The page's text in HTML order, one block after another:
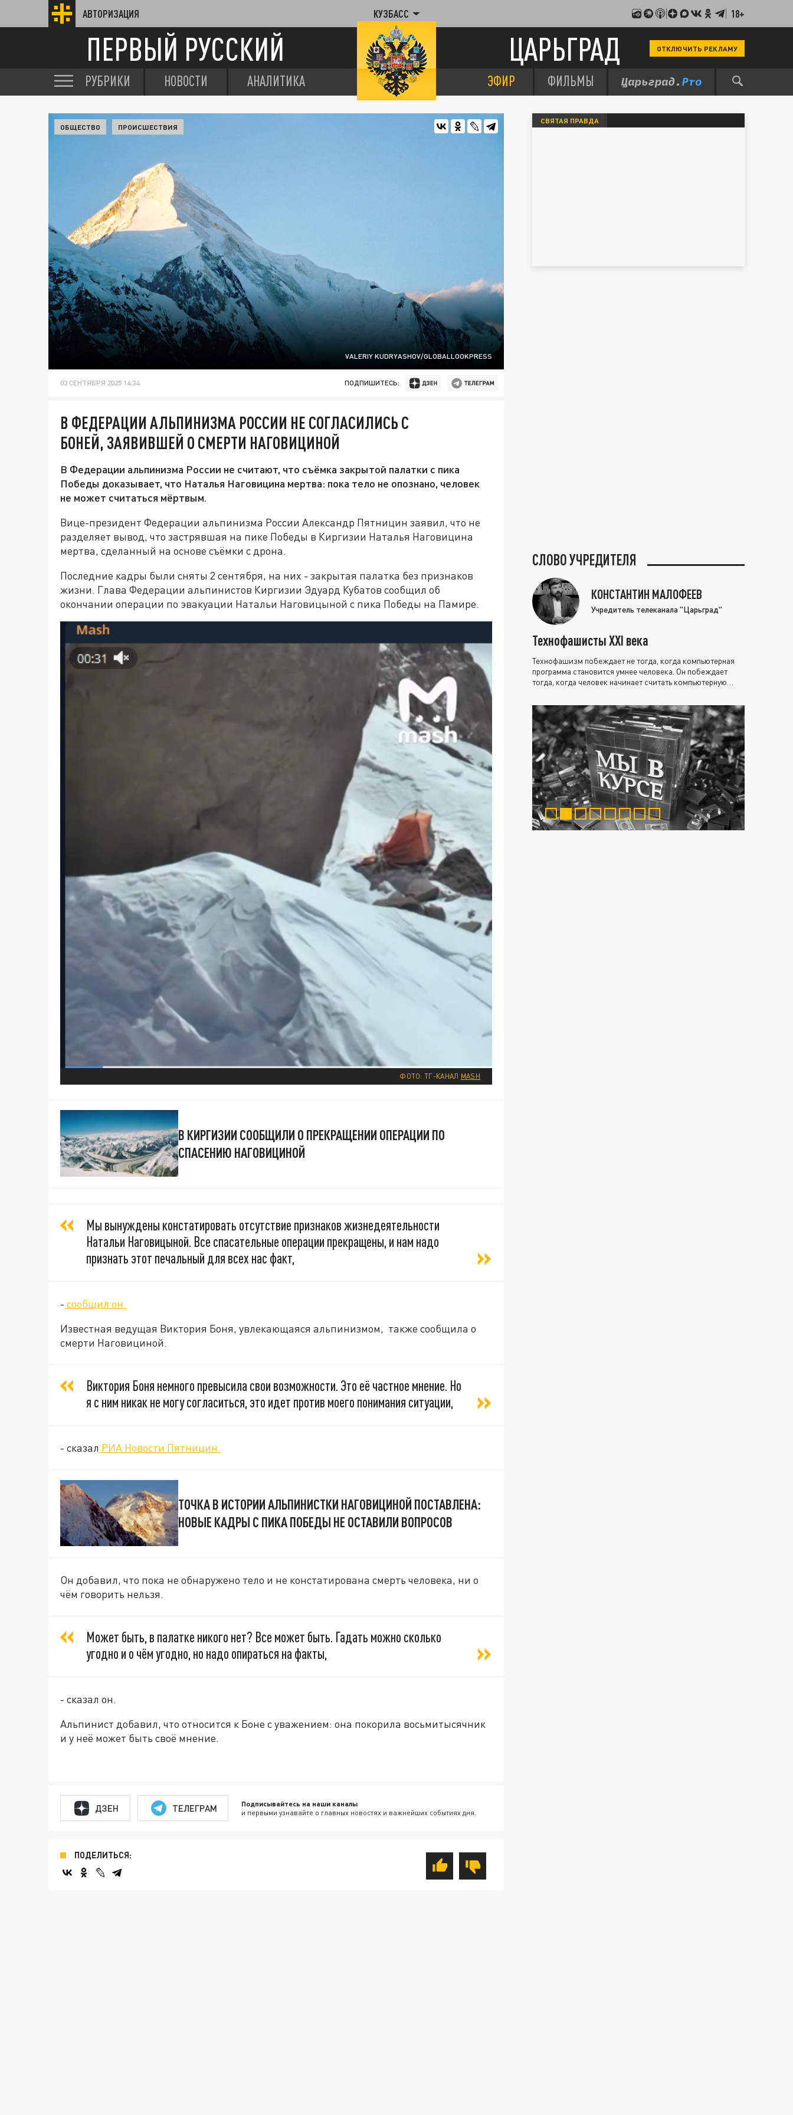
АВТОРИЗАЦИЯ КУЗБАСС 18+
ПЕРВЫЙ РУССКИЙ ЦАРЬГРАД ОТКЛЮЧИТЬ РЕКЛАМУ
РУБРИКИ НОВОСТИ АНАЛИТИКА ЭФИР ФИЛЬМЫ
VALERIY KUDRYASHOV/GLOBALLOOKPRESS
ОБЩЕСТВО ПРОИСШЕСТВИЯ
03 СЕНТЯБРЯ 2025 14:34 ПОДПИШИТЕСЬ:
В ФЕДЕРАЦИИ АЛЬПИНИЗМА РОССИИ НЕ СОГЛАСИЛИСЬ С
БОНЕЙ, ЗАЯВИВШЕЙ О СМЕРТИ НАГОВИЦИНОЙ
В Федерации альпинизма России не считают, что съёмка закрытой палатки с пика
Победы доказывает, что Наталья Наговицина мертва: пока тело не опознано, человек
не может считаться мёртвым.
Вице-президент Федерации альпинизма России Александр Пятницин заявил, что не
разделяет вывод, что застрявшая на пике Победы в Киргизии Наталья Наговицина
мертва, сделанный на основе съёмки с дрона.
Последние кадры были сняты 2 сентября, на них - закрытая палатка без признаков
жизни. Глава Федерации альпинистов Киргизии Эдуард Кубатов сообщил об
окончании операции по эвакуации Натальи Наговицыной с пика Победы на Памире.
ФОТО: ТГ-КАНАЛ MASH
В КИРГИЗИИ СООБЩИЛИ О ПРЕКРАЩЕНИИ ОПЕРАЦИИ ПО
СПАСЕНИЮ НАГОВИЦИНОЙ
Мы вынуждены констатировать отсутствие признаков жизнедеятельности
Натальи Наговицыной. Все спасательные операции прекращены, и нам надо
признать этот печальный для всех нас факт,
- сообщил он.
Известная ведущая Виктория Боня, увлекающаяся альпинизмом, также сообщила о
смерти Наговициной.
Виктория Боня немного превысила свои возможности. Это её частное мнение. Но
я с ним никак не могу согласиться, это идет против моего понимания ситуации,
- сказал РИА Новости Пятницин.
ТОЧКА В ИСТОРИИ АЛЬПИНИСТКИ НАГОВИЦИНОЙ ПОСТАВЛЕНА:
НОВЫЕ КАДРЫ С ПИКА ПОБЕДЫ НЕ ОСТАВИЛИ ВОПРОСОВ
Он добавил, что пока не обнаружено тело и не констатирована смерть человека, ни о
чём говорить нельзя.
Может быть, в палатке никого нет? Все может быть. Гадать можно сколько
угодно и о чём угодно, но надо опираться на факты,
- сказал он.
Альпинист добавил, что относится к Боне с уважением: она покорила восьмитысячник
и у неё может быть своё мнение.
ДЗЕН ТЕЛЕГРАМ Подписывайтесь на наши каналы
и первыми узнавайте о главных новостях и важнейших событиях дня.
ПОДЕЛИТЬСЯ:
СВЯТАЯ ПРАВДА
СЛОВО УЧРЕДИТЕЛЯ
КОНСТАНТИН МАЛОФЕЕВ
Учредитель телеканала "Царьград"
Технофашисты XXI века
Технофашизм побеждает не тогда, когда компьютерная
программа становится умнее человека. Он побеждает
тогда, когда человек начинает считать компьютерную